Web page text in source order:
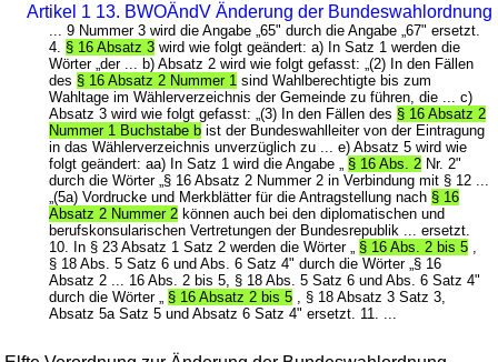
Artikel 1 13. BWOÄndV Änderung der Bundeswahlordnung
... 9 Nummer 3 wird die Angabe „65" durch die Angabe „67" ersetzt.
4. § 16 Absatz 3 wird wie folgt geändert: a) In Satz 1 werden die
Wörter „der ... b) Absatz 2 wird wie folgt gefasst: „(2) In den Fällen
des § 16 Absatz 2 Nummer 1 sind Wahlberechtigte bis zum
Wahltage im Wählerverzeichnis der Gemeinde zu führen, die ... c)
Absatz 3 wird wie folgt gefasst: „(3) In den Fällen des § 16 Absatz 2
Nummer 1 Buchstabe b ist der Bundeswahlleiter von der Eintragung
in das Wählerverzeichnis unverzüglich zu ... e) Absatz 5 wird wie
folgt geändert: aa) In Satz 1 wird die Angabe „ § 16 Abs. 2 Nr. 2"
durch die Wörter „§ 16 Absatz 2 Nummer 2 in Verbindung mit § 12 ...
„(5a) Vordrucke und Merkblätter für die Antragstellung nach § 16
Absatz 2 Nummer 2 können auch bei den diplomatischen und
berufskonsularischen Vertretungen der Bundesrepublik ... ersetzt.
10. In § 23 Absatz 1 Satz 2 werden die Wörter „ § 16 Abs. 2 bis 5
§ 18 Abs. 5 Satz 6 und Abs. 6 Satz 4" durch die Wörter „§ 16
Absatz 2 ... 16 Abs. 2 bis 5, § 18 Abs. 5 Satz 6 und Abs. 6 Satz 4"
durch die Wörter „ § 16 Absatz 2 bis 5 , § 18 Absatz 3 Satz 3,
Absatz 5a Satz 5 und Absatz 6 Satz 4" ersetzt. 11. ...